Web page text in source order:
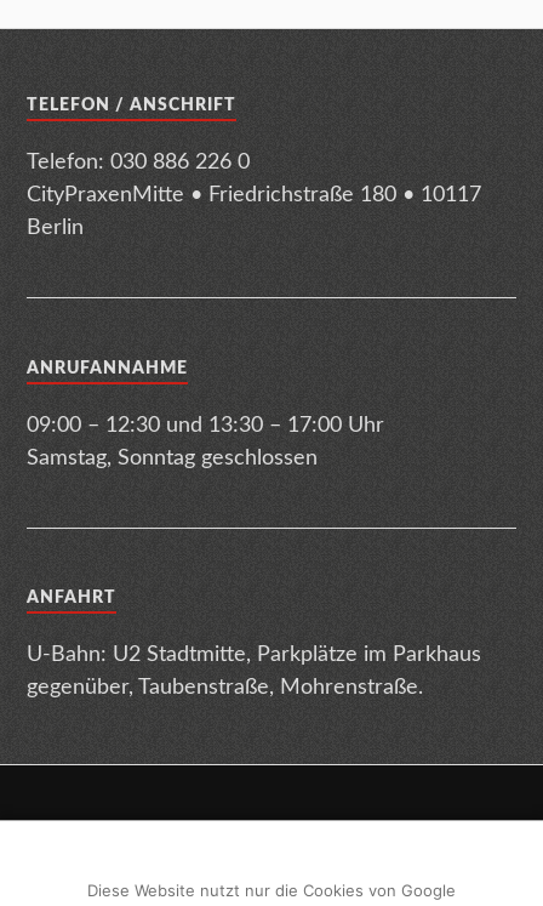
TELEFON / ANSCHRIFT
Telefon: 030 886 226 0
CityPraxenMitte • Friedrichstraße 180 • 10117
Berlin
ANRUFANNAHME
09:00 – 12:30 und 13:30 – 17:00 Uhr
Samstag, Sonntag geschlossen
ANFAHRT
U-Bahn: U2 Stadtmitte, Parkplätze im Parkhaus
gegenüber, Taubenstraße, Mohrenstraße.
Diese Website nutzt nur die Cookies von Google